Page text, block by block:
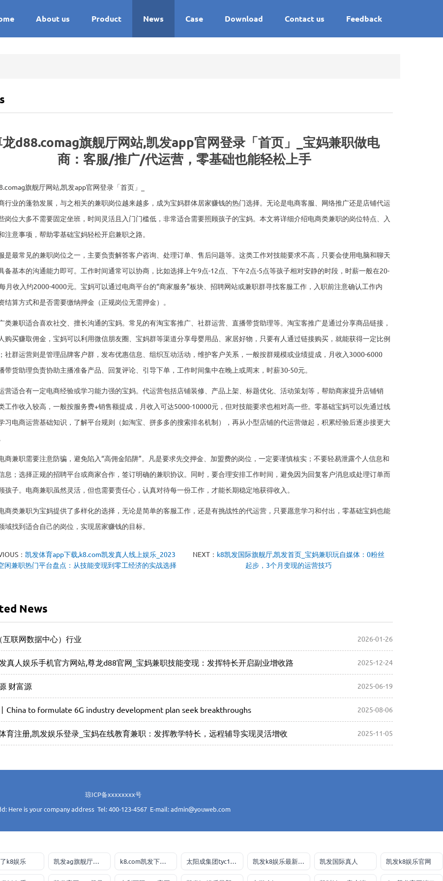
About us Product News Case Download Contact us Feedback
d88.comag旗舰厅网站,凯发app官网登录「首页」_宝妈兼职做电
商：客服/推广/代运营，零基础也能轻松上手
旗舰厅网站,凯发app官网登录「首页」_
行业的蓬勃发展，与之相关的兼职岗位越来越多，成为宝妈群体居家赚钱的热门选择。无论是电商客服、网络推广还是店铺代运
岗位大多不需要固定坐班，时间灵活且入门门槛低，非常适合需要照顾孩子的宝妈。本文将详细介绍电商类兼职的岗位特点、入
注意事项，帮助零基础宝妈轻松开启兼职之路。
是最常见的兼职岗位之一，主要负责解答客户咨询、处理订单、售后问题等。这类工作对技能要求不高，只要会使用电脑和聊天
备基本的沟通能力即可。工作时间通常可以协商，比如选择上午9点-12点、下午2点-5点等孩子相对安静的时段，时薪一般在20-
月收入约2000-4000元。宝妈可以通过电商平台的“商家服务”板块、招聘网站或兼职群寻找客服工作，入职前注意确认工作内
结算方式和是否需要缴纳押金（正规岗位无需押金）。
类兼职适合喜欢社交、擅长沟通的宝妈。常见的有淘宝客推广、社群运营、直播带货助理等。淘宝客推广是通过分享商品链接，
购买赚取佣金，宝妈可以利用微信朋友圈、宝妈群等渠道分享母婴用品、家居好物，只要有人通过链接购买，就能获得一定比例
社群运营则是管理品牌客户群，发布优惠信息、组织互动活动，维护客户关系，一般按群规模或业绩提成，月收入3000-6000
带货助理负责协助主播准备产品、回复评论、引导下单，工作时间集中在晚上或周末，时薪30-50元。
营适合有一定电商经验或学习能力强的宝妈。代运营包括店铺装修、产品上架、标题优化、活动策划等，帮助商家提升店铺销
工作收入较高，一般按服务费+销售额提成，月收入可达5000-10000元，但对技能要求也相对高一些。零基础宝妈可以先通过线
习电商运营基础知识，了解平台规则（如淘宝、拼多多的搜索排名机制），再从小型店铺的代运营做起，积累经验后逐步接更大
商兼职需要注意防骗，避免陷入“高佣金陷阱”。凡是要求先交押金、加盟费的岗位，一定要谨慎核实；不要轻易泄露个人信息和
息；选择正规的招聘平台或商家合作，签订明确的兼职协议。同时，要合理安排工作时间，避免因为回复客户消息或处理订单而
孩子。电商兼职虽然灵活，但也需要责任心，认真对待每一份工作，才能长期稳定地获得收入。
商类兼职为宝妈提供了多样化的选择，无论是简单的客服工作，还是有挑战性的代运营，只要愿意学习和付出，零基础宝妈也能
域找到适合自己的岗位，实现居家赚钱的目标。
： 凯发体育app下载,k8.com凯发真人线上娱乐_2023
闲兼职热门平台盘点：从技能变现到零工经济的实战选择
NEXT： k8凯发国际旗舰厅,凯发首页_宝妈兼职玩自媒体：0粉丝
起步，3个月变现的运营技巧
News
互联网数据中心）行业 2026-01-26
真人娱乐手机官方网站,尊龙d88官网_宝妈兼职技能变现：发挥特长开启副业增收路 2025-12-24
财富源 2025-06-19
China to formulate 6G industry development plan seek breakthroughs 2025-08-06
育注册,凯发娱乐登录_宝妈在线教育兼职：发挥教学特长，远程辅导实现灵活增收 2025-11-05
琼ICP备xxxxxxxx号
Here is your company address Tel: 400-123-4567 E-mail: admin@youweb.com
k8娱乐 凯发ag旗舰厅官网 k8.com凯发下载手机app 太阳成集团tyc151cc 凯发k8娱乐最新登录地址 凯发国际真人 凯发k8娱乐官网